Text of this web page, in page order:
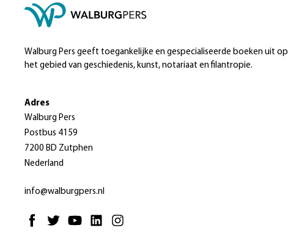
Walburg Pers geeft toegankelijke en gespecialiseerde boeken uit op
het gebied van geschiedenis, kunst, notariaat en filantropie.
Adres
Walburg Pers
Postbus 4159
7200 BD Zutphen
Nederland
info@walburgpers.nl